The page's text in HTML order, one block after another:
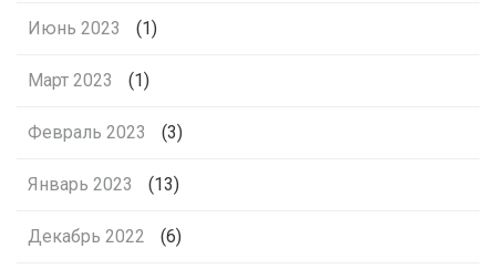
Июнь 2023 (1)
Март 2023 (1)
Февраль 2023 (3)
Январь 2023 (13)
Декабрь 2022 (6)